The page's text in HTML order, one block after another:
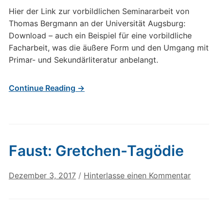
Hier der Link zur vorbildlichen Seminararbeit von
Thomas Bergmann an der Universität Augsburg:
Download – auch ein Beispiel für eine vorbildliche
Facharbeit, was die äußere Form und den Umgang mit
Primar- und Sekundärliteratur anbelangt.
Continue Reading →
Faust: Gretchen-Tagödie
Dezember 3, 2017 / Hinterlasse einen Kommentar